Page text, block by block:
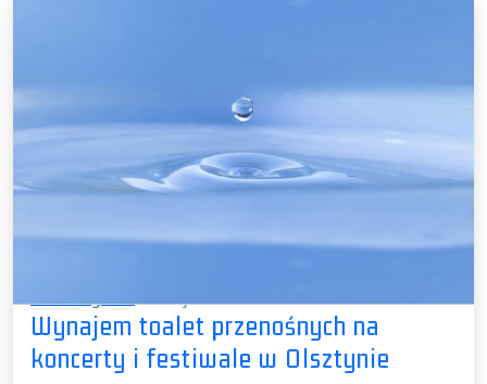
Wynajem toalet przenośnych na
koncerty i festiwale w Olsztynie